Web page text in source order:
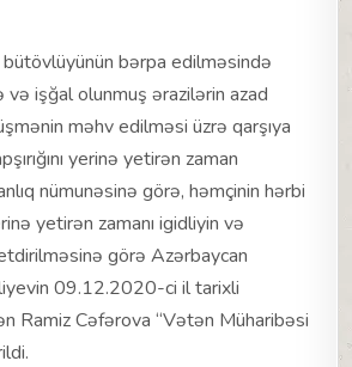
bütövlüyünün bərpa edilməsində
işğal olunmuş ərazilərin azad
məhv edilməsi üzrə qarşıya
yerinə yetirən zaman
nümunəsinə görə, həmçinin hərbi
yetirən zamanı igidliyin və
görə Azərbaycan
09.12.2020-ci il tarixli
Ramiz Cəfərova “Vətən Müharibəsi